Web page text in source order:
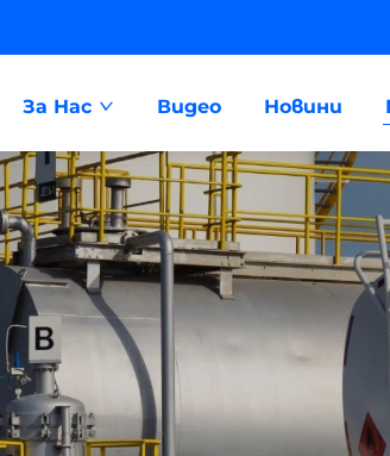
За Нас Видео Новини